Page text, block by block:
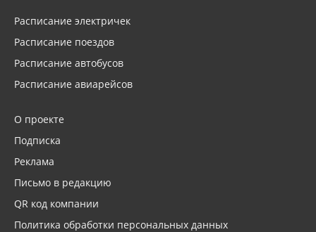
Расписание электричек
Расписание поездов
Расписание автобусов
Расписание авиарейсов
О проекте
Подписка
Реклама
Письмо в редакцию
QR код компании
Политика обработки персональных данных